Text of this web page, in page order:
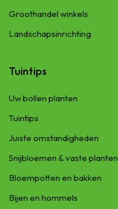
Groothandel winkels
Landschapsinrichting
Tuintips
Uw bollen planten
Tuintips
Juiste omstandigheden
Snijbloemen & vaste planten
Bloempotten en bakken
Bijen en hommels